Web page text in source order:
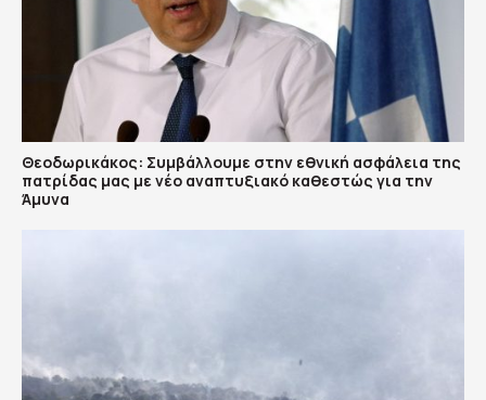
Θεοδωρικάκος: Συμβάλλουμε στην εθνική ασφάλεια της
πατρίδας μας με νέο αναπτυξιακό καθεστώς για την
Άμυνα